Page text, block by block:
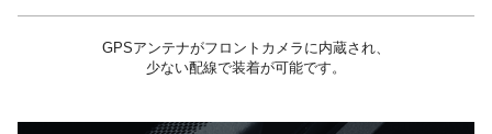
GPSアンテナがフロントカメラに内蔵され、
少ない配線で装着が可能です。